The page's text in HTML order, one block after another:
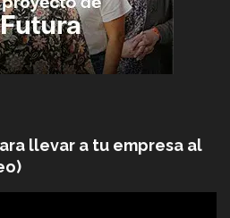
llevar a tu empresa al